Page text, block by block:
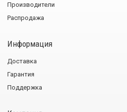
Производители
Распродажа
Информация
Доставка
Гарантия
Поддержка